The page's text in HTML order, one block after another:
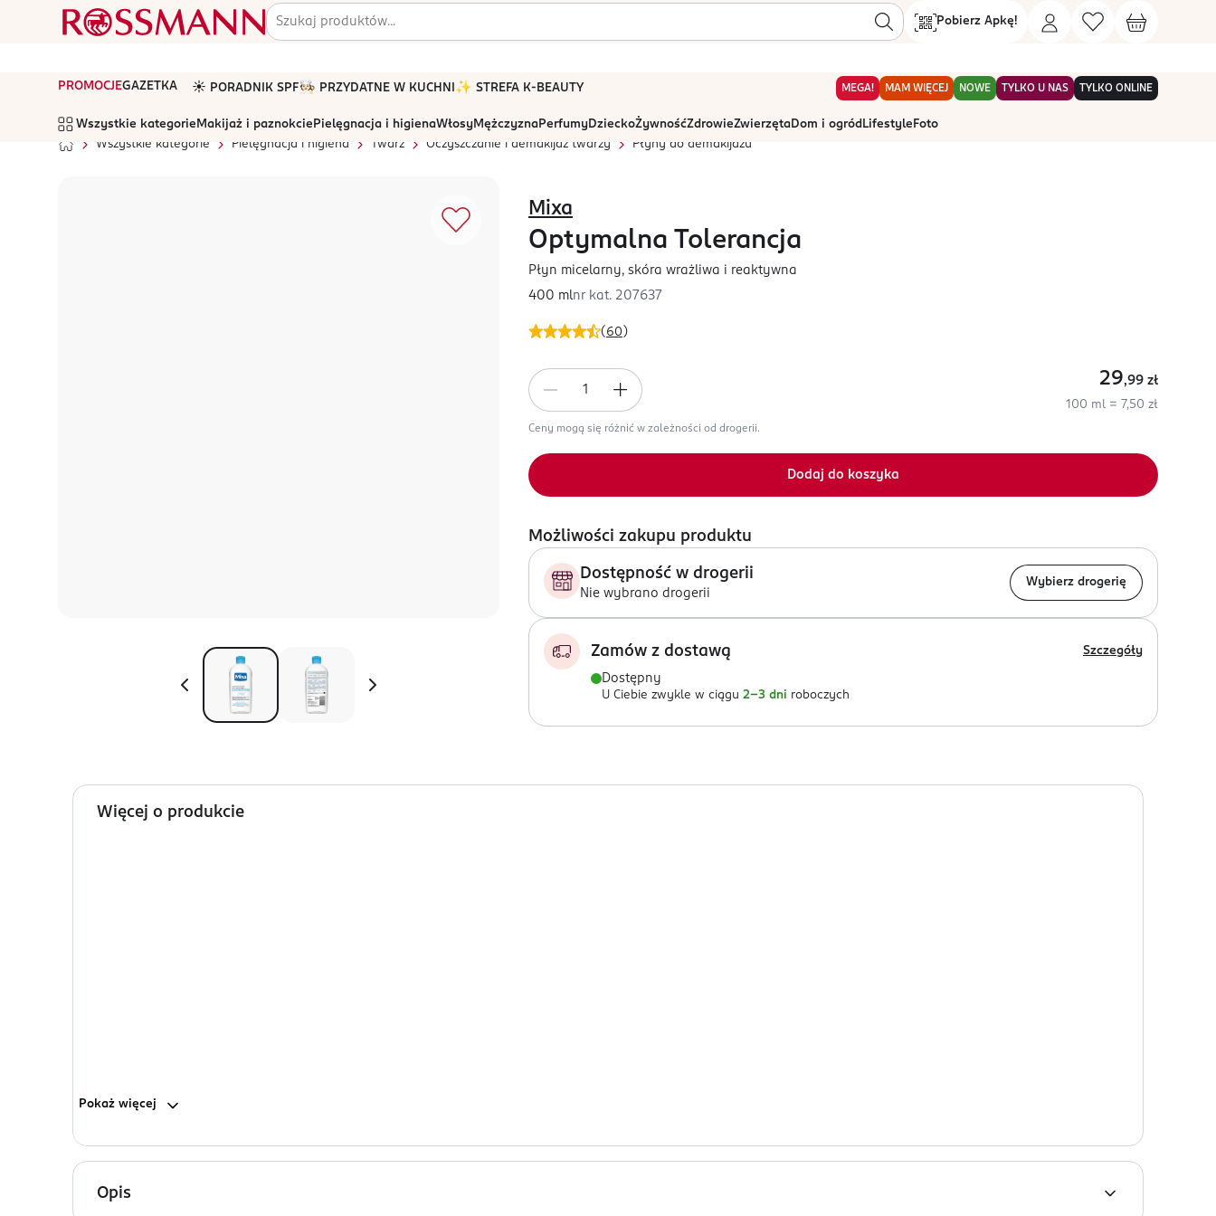
Pobierz Apkę!
PROMOCJEGAZETKA ☀️ PORADNIK SPF🧑🏻‍🍳 PRZYDATNE W KUCHNI ✨ STREFA K-BEAUTY MEGA! MAM WIĘCEJ NOWE TYLKO U NAS TYLKO ONLINE
Wszystkie kategorie Makijaż i paznokcie Pielęgnacja i higienaWłosyMężczyznaPerfumyDzieckoŻywnośćZdrowieZwierzętaDom i ogród Lifestyle Foto
Wszystkie kategorie
Pielęgnacja i higiena Twarz Oczyszczanie i demakijaż twarzy Płyny do demakijażu
( 60 )
Mixa
Optymalna Tolerancja
Płyn micelarny, skóra wrażliwa i reaktywna
400 mlnr kat. 207637
29,99 zł
100 ml = 7,50 zł
Ceny mogą się różnić w zależności od drogerii.
Dodaj do koszyka
Możliwości zakupu produktu
Dostępność w drogerii
Nie wybrano drogerii
Wybierz drogerię
Zamów z dostawą Szczegóły
Dostępny
U Ciebie zwykle w ciągu 2-3 dni roboczych
Więcej o produkcie
Pokaż więcej
Opis